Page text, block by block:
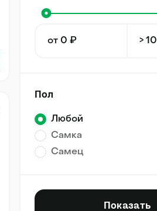
Пол
Любой
Самка
Самец
Показать